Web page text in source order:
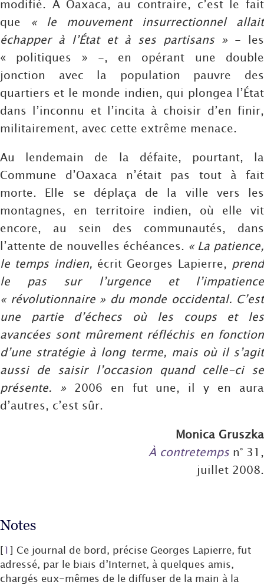
modifié. À Oaxaca, au contraire, c’est le fait
que « le mouvement insurrectionnel allait
échapper à l’État et à ses partisans » - les
« politiques » -, en opérant une double
jonction avec la population pauvre des
quartiers et le monde indien, qui plongea l’État
dans l’inconnu et l’incita à choisir d’en finir,
militairement, avec cette extrême menace.
Au lendemain de la défaite, pourtant, la
Commune d’Oaxaca n’était pas tout à fait
morte. Elle se déplaça de la ville vers les
montagnes, en territoire indien, où elle vit
encore, au sein des communautés, dans
l’attente de nouvelles échéances. « La patience,
le temps indien, écrit Georges Lapierre, prend
le pas sur l’urgence et l’impatience
« révolutionnaire » du monde occidental. C’est
une partie d’échecs où les coups et les
avancées sont mûrement réfléchis en fonction
d’une stratégie à long terme, mais où il s’agit
aussi de saisir l’occasion quand celle-ci se
présente. »2006 en fut une, il y en aura
d’autres, c’est sûr.
Monica Gruszka
À contretemps n° 31,
juillet 2008.
Notes
[1 ] Ce journal de bord, précise Georges Lapierre, fut
adressé, par le biais d’Internet, à quelques amis,
chargés eux-mêmes de le diffuser de la main à la